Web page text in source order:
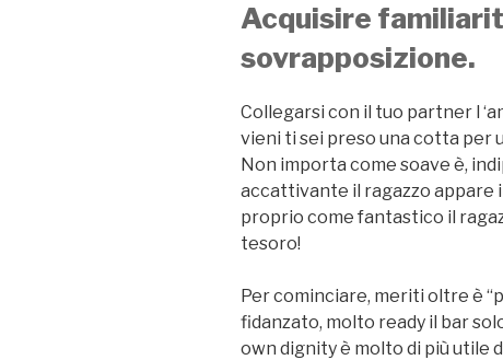
Acquisire
sovrapposizione.
Collegarsi con il tuo partner l
vieni ti sei preso una cotta per
Non importa come soave è,
accattivante il ragazzo appare
proprio come fantastico il
tesoro!
Per cominciare, meriti oltre è
fidanzato, molto ready il bar
own dignity è molto di più utile